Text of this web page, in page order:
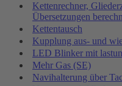
Kettenrechner,
Übersetzungen
Kettentausch
Kupplung aus- und
LED Blinker mit
Mehr Gas (SE)
Navihalterung über